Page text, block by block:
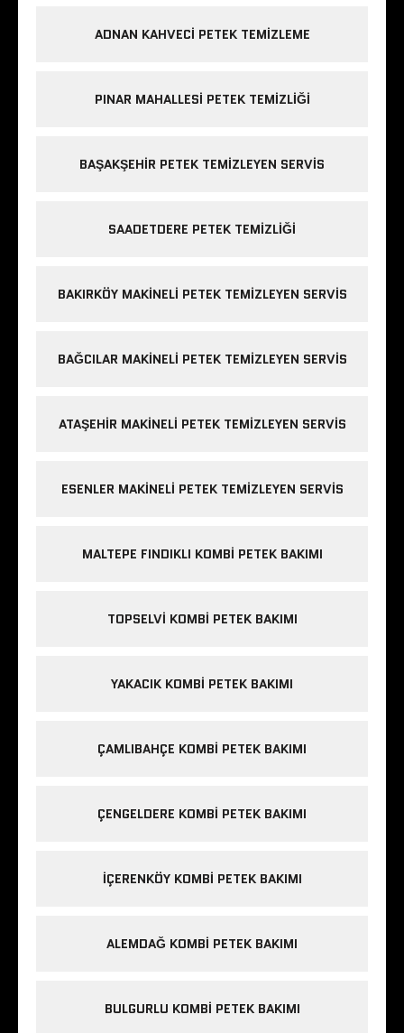
ADNAN KAHVECI PETEK TEMIZLEME
PINAR MAHALLESI PETEK TEMIZLIĞI
BAŞAKŞEHIR PETEK TEMIZLEYEN SERVIS
SAADETDERE PETEK TEMIZLIĞI
BAKIRKÖY MAKINELI PETEK TEMIZLEYEN SERVIS
BAĞCILAR MAKINELI PETEK TEMIZLEYEN SERVIS
ATAŞEHIR MAKINELI PETEK TEMIZLEYEN SERVIS
ESENLER MAKINELI PETEK TEMIZLEYEN SERVIS
MALTEPE FINDIKLI KOMBI PETEK BAKIMI
TOPSELVI KOMBI PETEK BAKIMI
YAKACIK KOMBI PETEK BAKIMI
ÇAMLIBAHÇE KOMBI PETEK BAKIMI
ÇENGELDERE KOMBI PETEK BAKIMI
IÇERENKÖY KOMBI PETEK BAKIMI
ALEMDAĞ KOMBI PETEK BAKIMI
BULGURLU KOMBI PETEK BAKIMI